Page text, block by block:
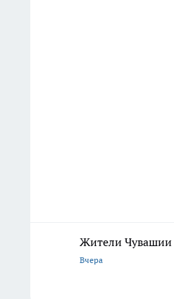
Жители Чувашии
Вчера